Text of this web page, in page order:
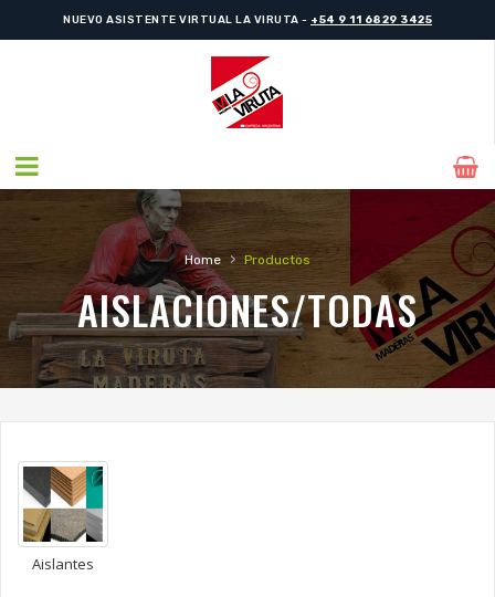
NUEVO ASISTENTE VIRTUAL LA VIRUTA - +54 9 11 6829 3425
Home › Productos
AISLACIONES/TODAS
Aislantes